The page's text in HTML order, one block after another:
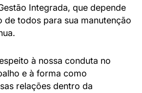
Integrada, que depende
de todos para sua manutenção
à nossa conduta no
e à forma como
relações dentro da